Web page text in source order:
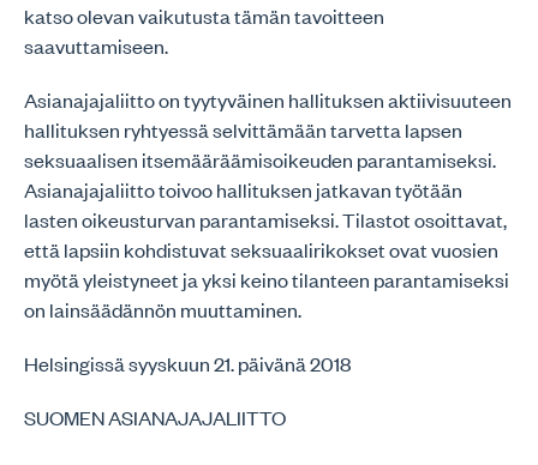
katso olevan vaikutusta tämän tavoitteen
saavuttamiseen.
Asianajajaliitto on tyytyväinen hallituksen aktiivisuuteen
hallituksen ryhtyessä selvittämään tarvetta lapsen
seksuaalisen itsemääräämisoikeuden parantamiseksi.
Asianajajaliitto toivoo hallituksen jatkavan työtään
lasten oikeusturvan parantamiseksi. Tilastot osoittavat,
että lapsiin kohdistuvat seksuaalirikokset ovat vuosien
myötä yleistyneet ja yksi keino tilanteen parantamiseksi
on lainsäädännön muuttaminen.
Helsingissä syyskuun 21. päivänä 2018
SUOMEN ASIANAJAJALIITTO